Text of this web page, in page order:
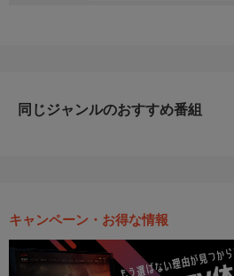
同じジャンルのおすすめ番組
キャンペーン・お得な情報